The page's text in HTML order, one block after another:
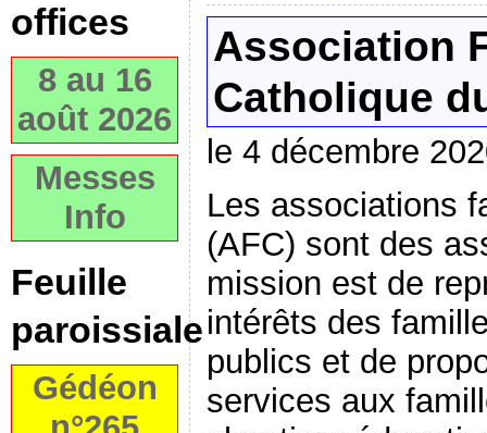
offices
8 au 16
août 2026
Messes
Info
Feuille
paroissiale
Gédéon
Association
Catholique
le 4 décembre
Les associations
(AFC) sont des
mission est de
intérêts des
publics et de
services aux